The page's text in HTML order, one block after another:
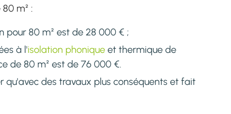
m² :
pour 80 m² est de 28 000 € ;
à l'isolation phonique et thermique de
de 80 m² est de 76 000 €.
qu'avec des travaux plus conséquents et fait